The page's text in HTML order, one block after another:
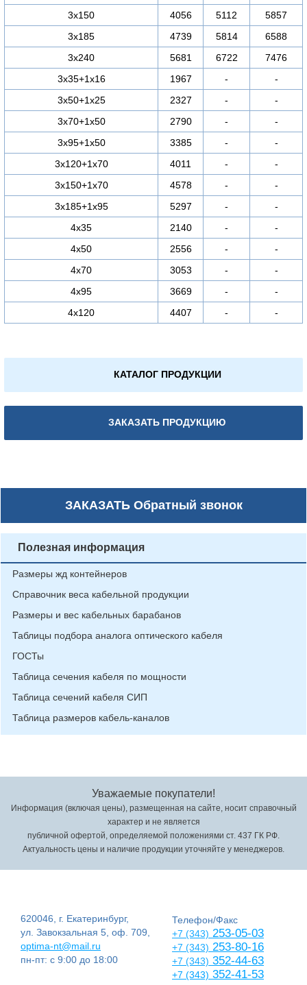
3х150
4056 5112
5857
3х185
4739 5814
6588
3х240
5681 6722
7476
3х35+1х16
1967 -
-
3х50+1х25
2327 -
-
3х70+1х50
2790 -
-
3х95+1х50
3385 -
-
3х120+1х70
4011 -
-
3х150+1х70
4578 -
-
3х185+1х95
5297 -
-
4х35
2140 -
-
4х50
2556 -
-
4х70
3053 -
-
4х95
3669 -
-
4х120
4407 - -
КАТАЛОГ ПРОДУКЦИИ
ЗАКАЗАТЬ ПРОДУКЦИЮ
ЗАКАЗАТЬОбратный звонок
Полезная информация
Размеры жд контейнеров
Справочник веса кабельной продукции
Размеры и вес кабельных барабанов
Таблицы подбора аналога оптического кабеля
ГОСТы
Таблица сечения кабеля по мощности
Таблица сечений кабеля СИП
Таблица размеров кабель-каналов
Уважаемые покупатели!
Информация (включая цены), размещенная на сайте, носит справочный
характер и не является
публичной офертой, определяемой положениями ст. 437 ГК РФ.
Актуальность цены и наличие продукции уточняйте у менеджеров.
620046, г. Екатеринбург,
ул. Завокзальная 5, оф. 709,
optima-nt@mail.ru
пн-пт: с 9:00 до 18:00
Телефон/Факс
+7 (343) 253-05-03
+7 (343) 253-80-16
+7 (343) 352-44-63
+7 (343) 352-41-53